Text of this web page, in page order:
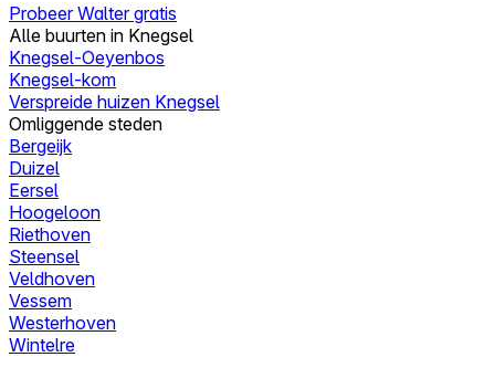
Probeer Walter gratis
Alle buurten in Knegsel
Knegsel-Oeyenbos
Knegsel-kom
Verspreide huizen Knegsel
Omliggende steden
Bergeijk
Duizel
Eersel
Hoogeloon
Riethoven
Steensel
Veldhoven
Vessem
Westerhoven
Wintelre